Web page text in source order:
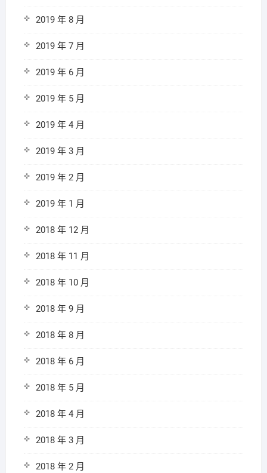
2019 年 8 月
2019 年 7 月
2019 年 6 月
2019 年 5 月
2019 年 4 月
2019 年 3 月
2019 年 2 月
2019 年 1 月
2018 年 12 月
2018 年 11 月
2018 年 10 月
2018 年 9 月
2018 年 8 月
2018 年 6 月
2018 年 5 月
2018 年 4 月
2018 年 3 月
2018 年 2 月